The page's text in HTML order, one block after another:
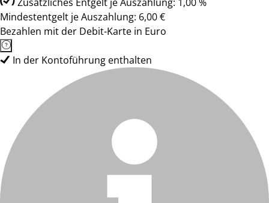
Mindestentgelt je Auszahlung: 6,00 €
Bezahlen mit der Debit-Karte in Euro
In der Kontoführung enthalten